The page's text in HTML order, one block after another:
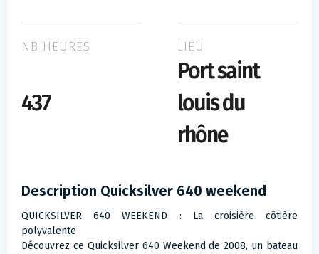
NB HEURES
437
LIEU
Port saint
louis du
rhône
Description Quicksilver 640 weekend
QUICKSILVER 640 WEEKEND : La croisière côtière
polyvalente
Découvrez ce Quicksilver 640 Weekend de 2008, un bateau